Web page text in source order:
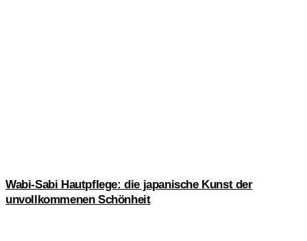
Wabi-Sabi Hautpflege: die japanische Kunst der
unvollkommenen Schönheit